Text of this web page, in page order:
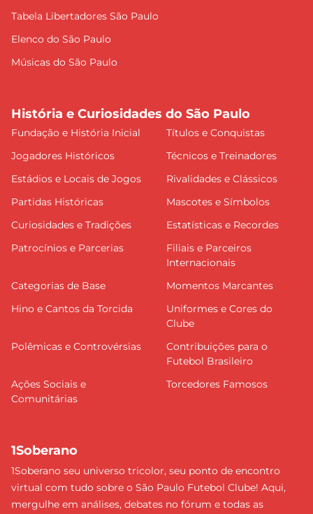
Tabela Libertadores São Paulo
Elenco do São Paulo
Músicas do São Paulo
História e Curiosidades do São Paulo
Fundação e História Inicial
Títulos e Conquistas
Jogadores Históricos
Técnicos e Treinadores
Estádios e Locais de Jogos
Rivalidades e Clássicos
Partidas Históricas
Mascotes e Símbolos
Curiosidades e Tradições
Estatísticas e Recordes
Patrocínios e Parcerias
Filiais e Parceiros
Internacionais
Categorias de Base
Momentos Marcantes
Hino e Cantos da Torcida
Uniformes e Cores do
Clube
Polêmicas e Controvérsias
Contribuições para o
Futebol Brasileiro
Ações Sociais e
Comunitárias
Torcedores Famosos
1Soberano
1Soberano seu universo tricolor, seu ponto de encontro
virtual com tudo sobre o São Paulo Futebol Clube! Aqui,
mergulhe em análises, debates no fórum e todas as